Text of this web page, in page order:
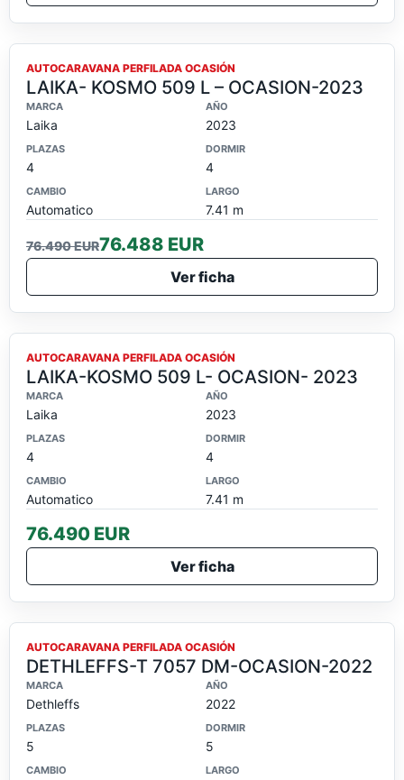
OCASION
AUTOCARAVANA PERFILADA OCASIÓN
LAIKA- KOSMO 509 L – OCASION-2023
MARCA
Laika
AÑO
2023
PLAZAS
4
DORMIR
4
CAMBIO
Automatico
LARGO
7.41 m
76.490 EUR76.488 EUR
Ver ficha
OCASION
AUTOCARAVANA PERFILADA OCASIÓN
LAIKA-KOSMO 509 L- OCASION- 2023
MARCA
Laika
AÑO
2023
PLAZAS
4
DORMIR
4
CAMBIO
Automatico
LARGO
7.41 m
76.490 EUR
Ver ficha
OCASION
AUTOCARAVANA PERFILADA OCASIÓN
DETHLEFFS-T 7057 DM-OCASION-2022
MARCA
Dethleffs
AÑO
2022
PLAZAS
5
DORMIR
5
CAMBIO LARGO